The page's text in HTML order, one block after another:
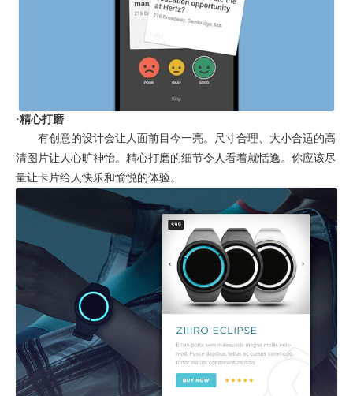
·精心打磨
有创意的设计会让人面前目今一亮。尺寸合理、大小合适的高
清图片让人心旷神怡。精心打磨的细节令人看着就恬逸。你应该尽
量让卡片给人快乐和愉悦的体验。